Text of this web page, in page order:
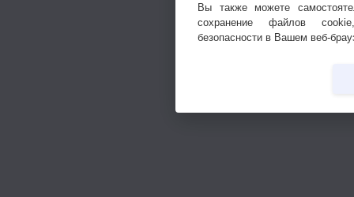
Вы также можете
сохранение файлов
безопасности в Вашем веб-